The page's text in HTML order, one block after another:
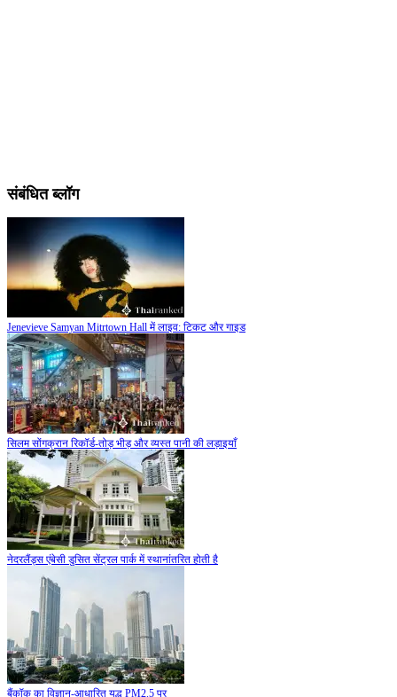
संबंधित ब्लॉग
Jenevieve Samyan Mitrtown Hall में लाइव: टिकट और गाइड
सिलम सोंगक्रान रिकॉर्ड-तोड़ भीड़ और व्यस्त पानी की लड़ाइयाँ
नेदरलैंड्स एंबेसी डुसित सेंट्रल पार्क में स्थानांतरित होती है
बैंकॉक का विज्ञान-आधारित युद्ध PM2.5 पर